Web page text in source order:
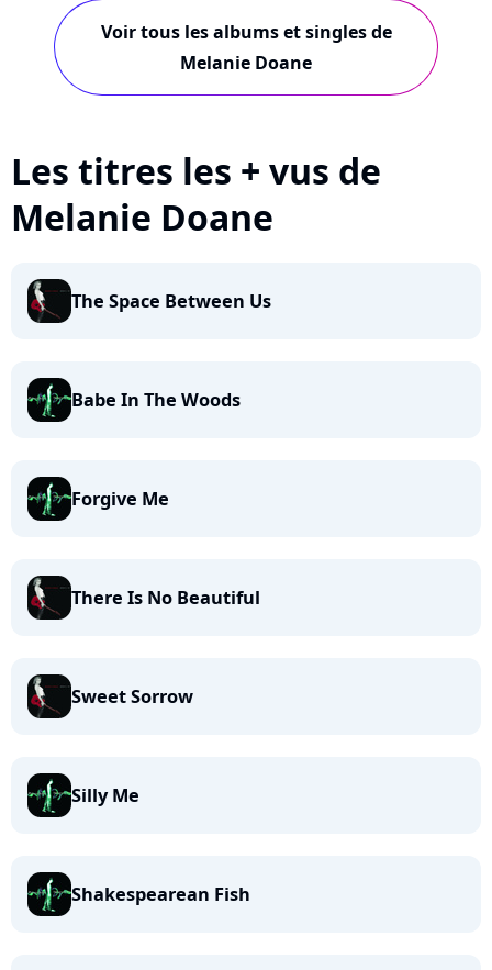
Voir tous les albums et singles de
Melanie Doane
Les titres les + vus de
Melanie Doane
The Space Between Us
Babe In The Woods
Forgive Me
There Is No Beautiful
Sweet Sorrow
Silly Me
Shakespearean Fish